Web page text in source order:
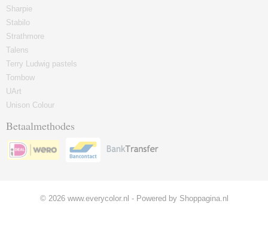
Sharpie
Stabilo
Strathmore
Talens
Terry Ludwig pastels
Tombow
UArt
Unison Colour
Betaalmethodes
© 2026 www.everycolor.nl - Powered by Shoppagina.nl